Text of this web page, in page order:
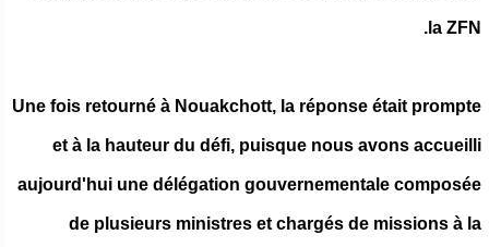
la ZFN.
Une fois retourné à Nouakchott, la réponse était prompte
et à la hauteur du défi, puisque nous avons accueilli
aujourd'hui une délégation gouvernementale composée
de plusieurs ministres et chargés de missions à la